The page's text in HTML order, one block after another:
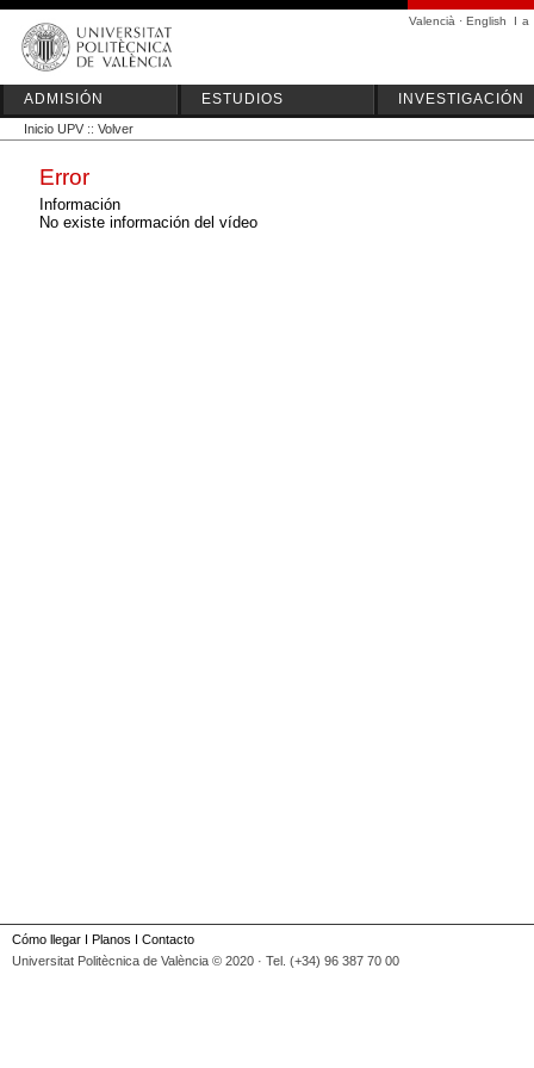
Valencià · English I a
ADMISIÓN ESTUDIOS INVESTIGACIÓN
Inicio UPV :: Volver
Error
Información
No existe información del vídeo
Cómo llegar I Planos I Contacto
Universitat Politècnica de València © 2020 · Tel. (+34) 96 387 70 00